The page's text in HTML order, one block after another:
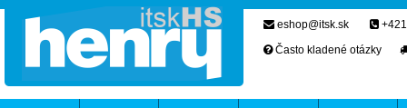
eshop@itsk.sk
Často kladené otázky